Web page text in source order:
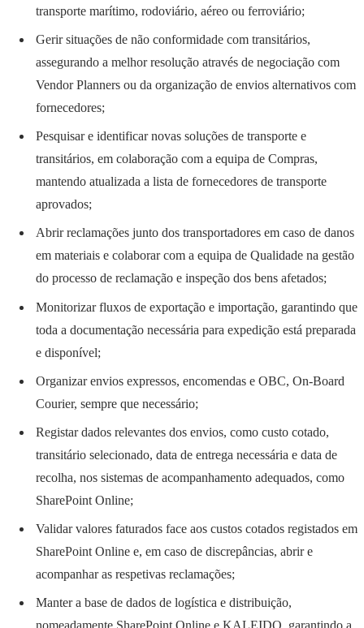
transporte marítimo, rodoviário, aéreo ou ferroviário;
Gerir situações de não conformidade com transitários,
assegurando a melhor resolução através de negociação com
Vendor Planners ou da organização de envios alternativos com
fornecedores;
Pesquisar e identificar novas soluções de transporte e
transitários, em colaboração com a equipa de Compras,
mantendo atualizada a lista de fornecedores de transporte
aprovados;
Abrir reclamações junto dos transportadores em caso de danos
em materiais e colaborar com a equipa de Qualidade na gestão
do processo de reclamação e inspeção dos bens afetados;
Monitorizar fluxos de exportação e importação, garantindo que
toda a documentação necessária para expedição está preparada
e disponível;
Organizar envios expressos, encomendas e OBC, On-Board
Courier, sempre que necessário;
Registar dados relevantes dos envios, como custo cotado,
transitário selecionado, data de entrega necessária e data de
recolha, nos sistemas de acompanhamento adequados, como
SharePoint Online;
Validar valores faturados face aos custos cotados registados em
SharePoint Online e, em caso de discrepâncias, abrir e
acompanhar as respetivas reclamações;
Manter a base de dados de logística e distribuição,